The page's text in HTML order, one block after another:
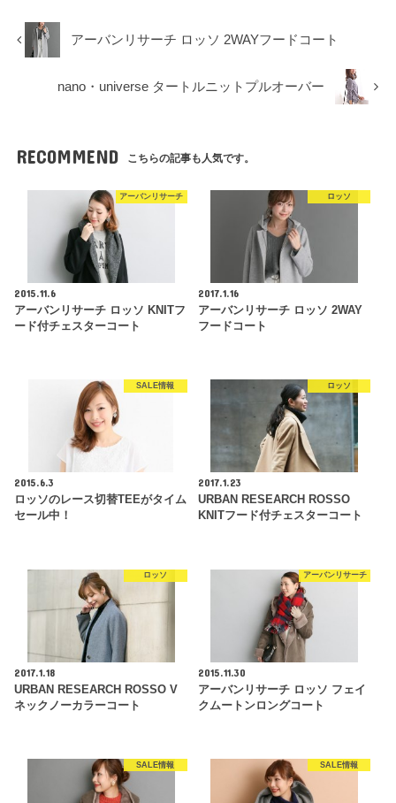
アーバンリサーチ ロッソ 2WAYフードコート
nano・universe タートルニットプルオーバー
RECOMMEND こちらの記事も人気です。
アーバンリサーチ
2015.11.6
アーバンリサーチ ロッソ KNITフ
ード付チェスターコート
ロッソ
2017.1.16
アーバンリサーチ ロッソ 2WAY
フードコート
SALE情報
2015.6.3
ロッソのレース切替TEEがタイム
セール中！
ロッソ
2017.1.23
URBAN RESEARCH ROSSO
KNITフード付チェスターコート
ロッソ
2017.1.18
URBAN RESEARCH ROSSO V
ネックノーカラーコート
アーバンリサーチ
2015.11.30
アーバンリサーチ ロッソ フェイ
クムートンロングコート
SALE情報 SALE情報